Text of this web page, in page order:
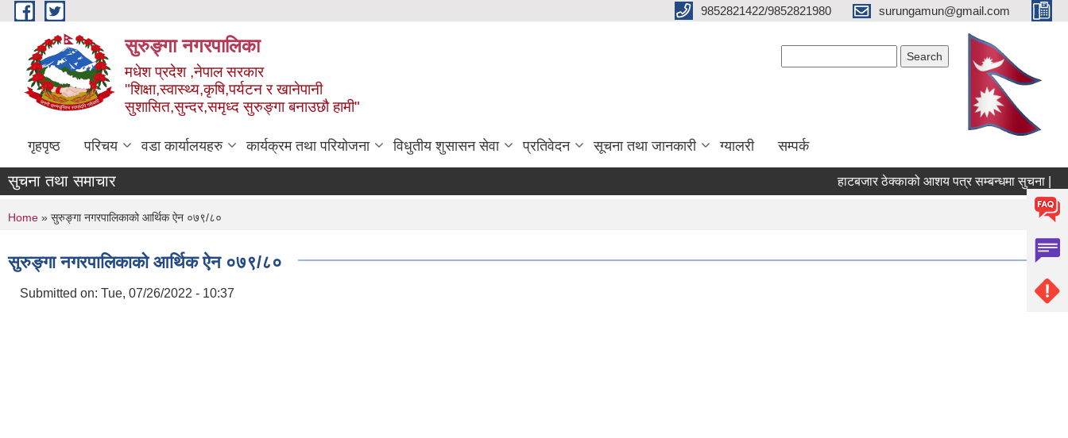
Skip to main content 9852821422/9852821980 surungamun@gmail.com
सुरुङ्‍गा नगरपालिका
मधेश प्रदेश ,नेपाल सरकार
"शिक्षा,स्वास्थ्य,कृषि,पर्यटन र खानेपानी
सुशासित,सुन्दर,समृध्द सुरुङ्गा बनाउछौ हामी"
गृहपृष्ठ परिचय वडा कार्यालयहरु कार्यक्रम तथा परियोजना विधुतीय शुसासन सेवा प्रतिवेदन सूचना तथा जानकारी ग्यालरी सम्पर्क
सुचना तथा समाचार हाटबजार ठेक्काको आशय पत्र सम्बन्धमा सुचना |
You are here
Home » सुरुङ्गा नगरपालिकाको आर्थिक ऐन ०७९/८०
सुरुङ्गा नगरपालिकाको आर्थिक ऐन ०७९/८०
Submitted on: Tue, 07/26/2022 - 10:37